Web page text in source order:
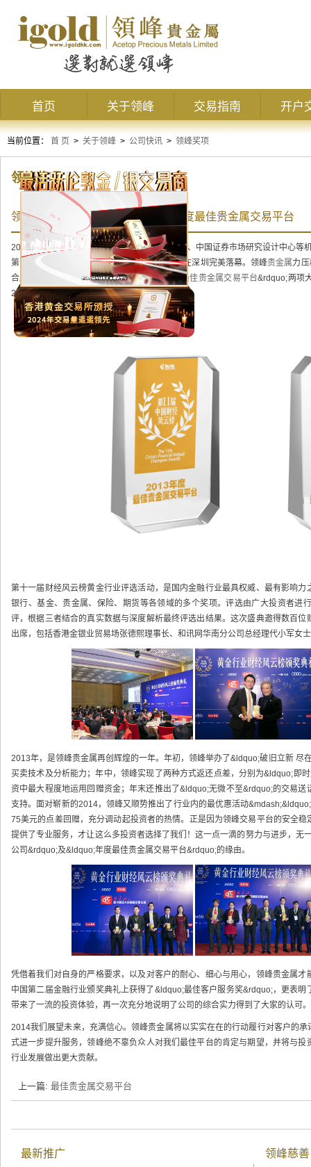
首页 关于领峰 交易指南 开户
当前位置： 首 页 > 关于领峰 > 公司快讯 > 领峰奖项
领峰奖项
领峰再创辉煌, 蝉联《和讯网》：年度最佳贵金属交易平台
2014年1月23日晚，由中国财经网络门户和讯网、中国证券市场研究设计中心等
第十一届财经风云榜黄金行业颁奖典礼&rdquo;在深圳完美落幕。领峰贵金属力
合服务提供黄金公司&rdquo;以及&ldquo;年度最佳贵金属交易平台&rdquo;两项
2013年度所取成绩的最高肯定！
第十一届财经风云榜黄金行业评选活动，是国内金融行业最具权威、最有影响
银行、基金、贵金属、保险、期货等各领域的多个奖项。评选由广大投资者进
评，根据三者结合的真实数据与深度解析最终评选出结果。这次盛典邀得数百
出席，包括香港金银业贸易场张德熙理事长、和讯网华南分公司总经理代小军女
2013年，是领峰贵金属再创辉煌的一年。年初，领峰举办了&ldquo;破旧立新 尽
买卖技术及分析能力；年中，领峰实现了两种方式返还点差，分别为&ldquo;即
资中最大程度地运用回赠资金；年末还推出了&ldquo;无微不至&rdquo;的交易
支持。面对崭新的2014，领峰又顺势推出了行业内的最优惠活动
75美元的点差回赠，充分调动起投资者的热情。正是因为领峰交易平台的安全
提供了专业服务，才让这么多投资者选择了我们！这一点一滴的努力与进步，无
公司&rdquo;及&ldquo;年度最佳贵金属交易平台&rdquo;的缘由。
凭借着我们对自身的严格要求，以及对客户的耐心、细心与用心，领峰贵金属
中国第二届金融行业颁奖典礼上获得了&ldquo;最佳客户服务奖&rdquo;，更表
带来了一流的投资体验，再一次充分地说明了公司的综合实力得到了大家的认可。
2014我们展望未来，充满信心。领峰贵金属将以实实在在的行动履行对客户的
式进一步提升服务，领峰绝不辜负众人对我们最佳平台的肯定与期望，并将与
行业发展做出更大贡献。
上一篇: 最佳贵金属交易平台
最新推广 领峰慈善